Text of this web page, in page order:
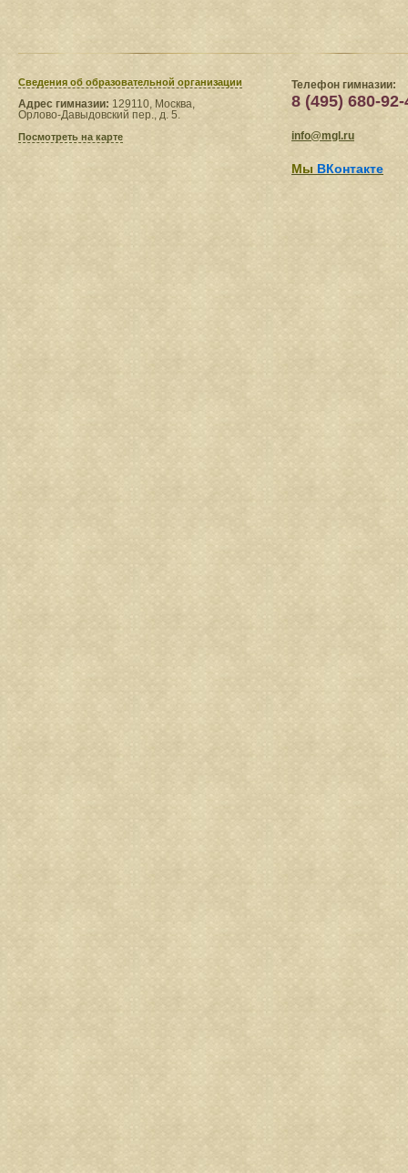
Сведения​ об образовательной организации
Адрес гимназии: 129110, Москва,
Орлово-Давыдовский пер., д. 5.
Посмотреть на карте
Телефон гимназии:
8 (495) 680-92-
info@mgl.ru
Мы ВКонтакте